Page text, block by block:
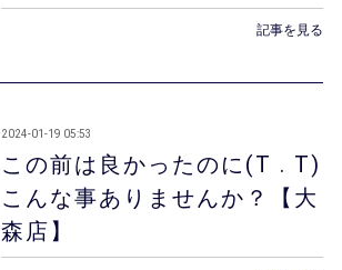
記事を見る
この前は良かったのに(T . T)
こんな事ありませんか？【大
森店】
2024-01-19 05:53